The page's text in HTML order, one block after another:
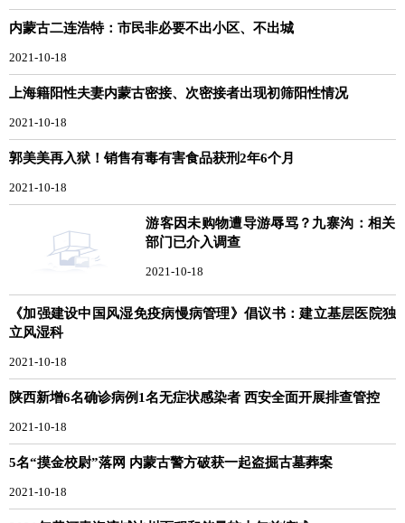
内蒙古二连浩特：市民非必要不出小区、不出城
2021-10-18
上海籍阳性夫妻内蒙古密接、次密接者出现初筛阳性情况
2021-10-18
郭美美再入狱！销售有毒有害食品获刑2年6个月
2021-10-18
游客因未购物遭导游辱骂？九寨沟：相关
部门已介入调查
2021-10-18
《加强建设中国风湿免疫病慢病管理》倡议书：建立基层医院独
立风湿科
2021-10-18
陕西新增6名确诊病例1名无症状感染者 西安全面开展排查管控
2021-10-18
5名“摸金校尉”落网 内蒙古警方破获一起盗掘古墓葬案
2021-10-18